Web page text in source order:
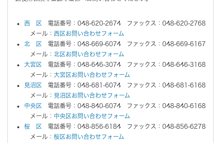
西 区 電話番号：048-620-2674 ファックス：048-620-2768
メール： 西区お問い合わせフォーム
北 区 電話番号：048-669-6074 ファックス：048-669-6167
メール： 北区お問い合わせフォーム
大宮区 電話番号：048-646-3074 ファックス：048-646-3168
メール： 大宮区お問い合わせフォーム
見沼区 電話番号：048-681-6074 ファックス：048-681-6168
メール： 見沼区お問い合わせフォーム
中央区 電話番号：048-840-6074 ファックス：048-840-6168
メール： 中央区お問い合わせフォーム
桜 区 電話番号：048-856-6184 ファックス：048-856-6278
メール： 桜区お問い合わせフォーム